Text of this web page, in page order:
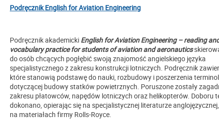
Podręcznik English for Aviation Engineering
Podręcznik akademicki English for Aviation Engineering – reading
vocabulary practice for students of aviation and aeronautics
do osób chcących pogłębić swoją znajomość angielskiego języka
specjalistycznego z zakresu konstrukcji lotniczych. Podręcznik
które stanowią podstawę do nauki, rozbudowy i poszerzenia
dotyczącej budowy statków powietrznych. Poruszone zostały
zakresu płatowców, napędów lotniczych oraz helikopterów. Doboru
dokonano, opierając się na specjalistycznej literaturze
na materiałach firmy Rolls-Royce.